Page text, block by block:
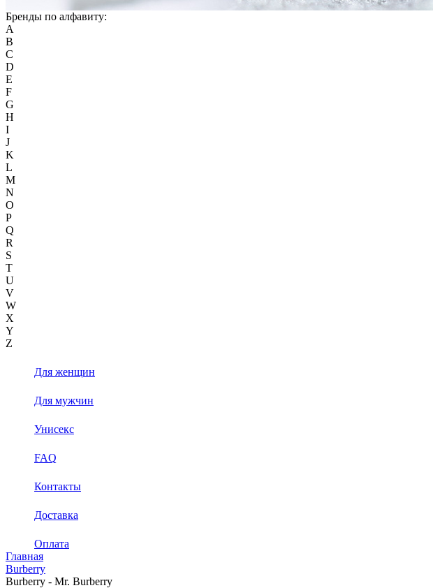
Бренды по алфавиту:
A
B
C
D
E
F
G
H
I
J
K
L
M
N
O
P
Q
R
S
T
U
V
W
X
Y
Z
Для женщин
Для мужчин
Унисекс
FAQ
Контакты
Доставка
Оплата
Главная
Burberry
Burberry - Mr. Burberry